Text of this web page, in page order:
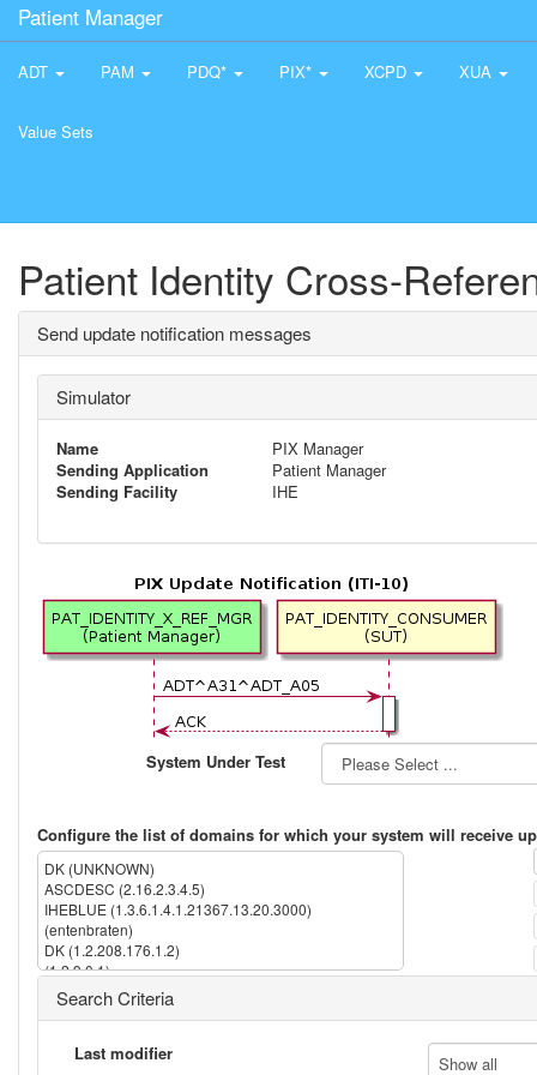
Patient Manager
ADT PAM PDQ* PIX* XCPD XUA
Value Sets
Patient Identity Cross-
Send update notification messages
Simulator
Name
PIX Manager
Sending Application
Patient Manager
Sending Facility
IHE
System Under Test
Configure the list of domains for which your system will receive
DK (UNKNOWN)
ASCDESC (2.16.2.3.4.5)
IHEBLUE (1.3.6.1.4.1.21367.13.20.3000)
(entenbraten)
DK (1.2.208.176.1.2)
(1.2.9.0.1)
IPK (1.3.6.1.4.1.21367.2005.13.20.1000)
IHERED (1.3.6.1.4.1.21367.13.20.1000)
(2.16.840.1.113883.3.72.5.9.1)
Search Criteria
Last modifier
Show all